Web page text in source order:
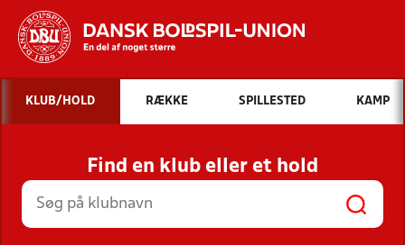
Hvad vil du søge efter?
INDHOLD OG NYHEDER
STILLINGER, RESULTATER, KLUBBER OG
HOLD
KLUB/HOLD RÆKKE SPILLESTED KAMP
Find en klub eller et hold